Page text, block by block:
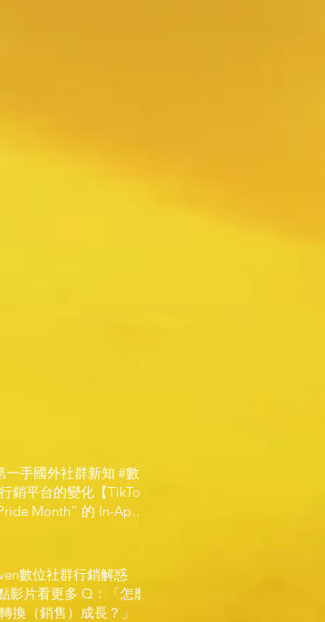
一手國外社群新知 #數
銷平台的變化【TikTok
Month” 的 In-App
數位社群行銷解惑
影片看更多​ Q：「怎麼
換（銷售）成長？」